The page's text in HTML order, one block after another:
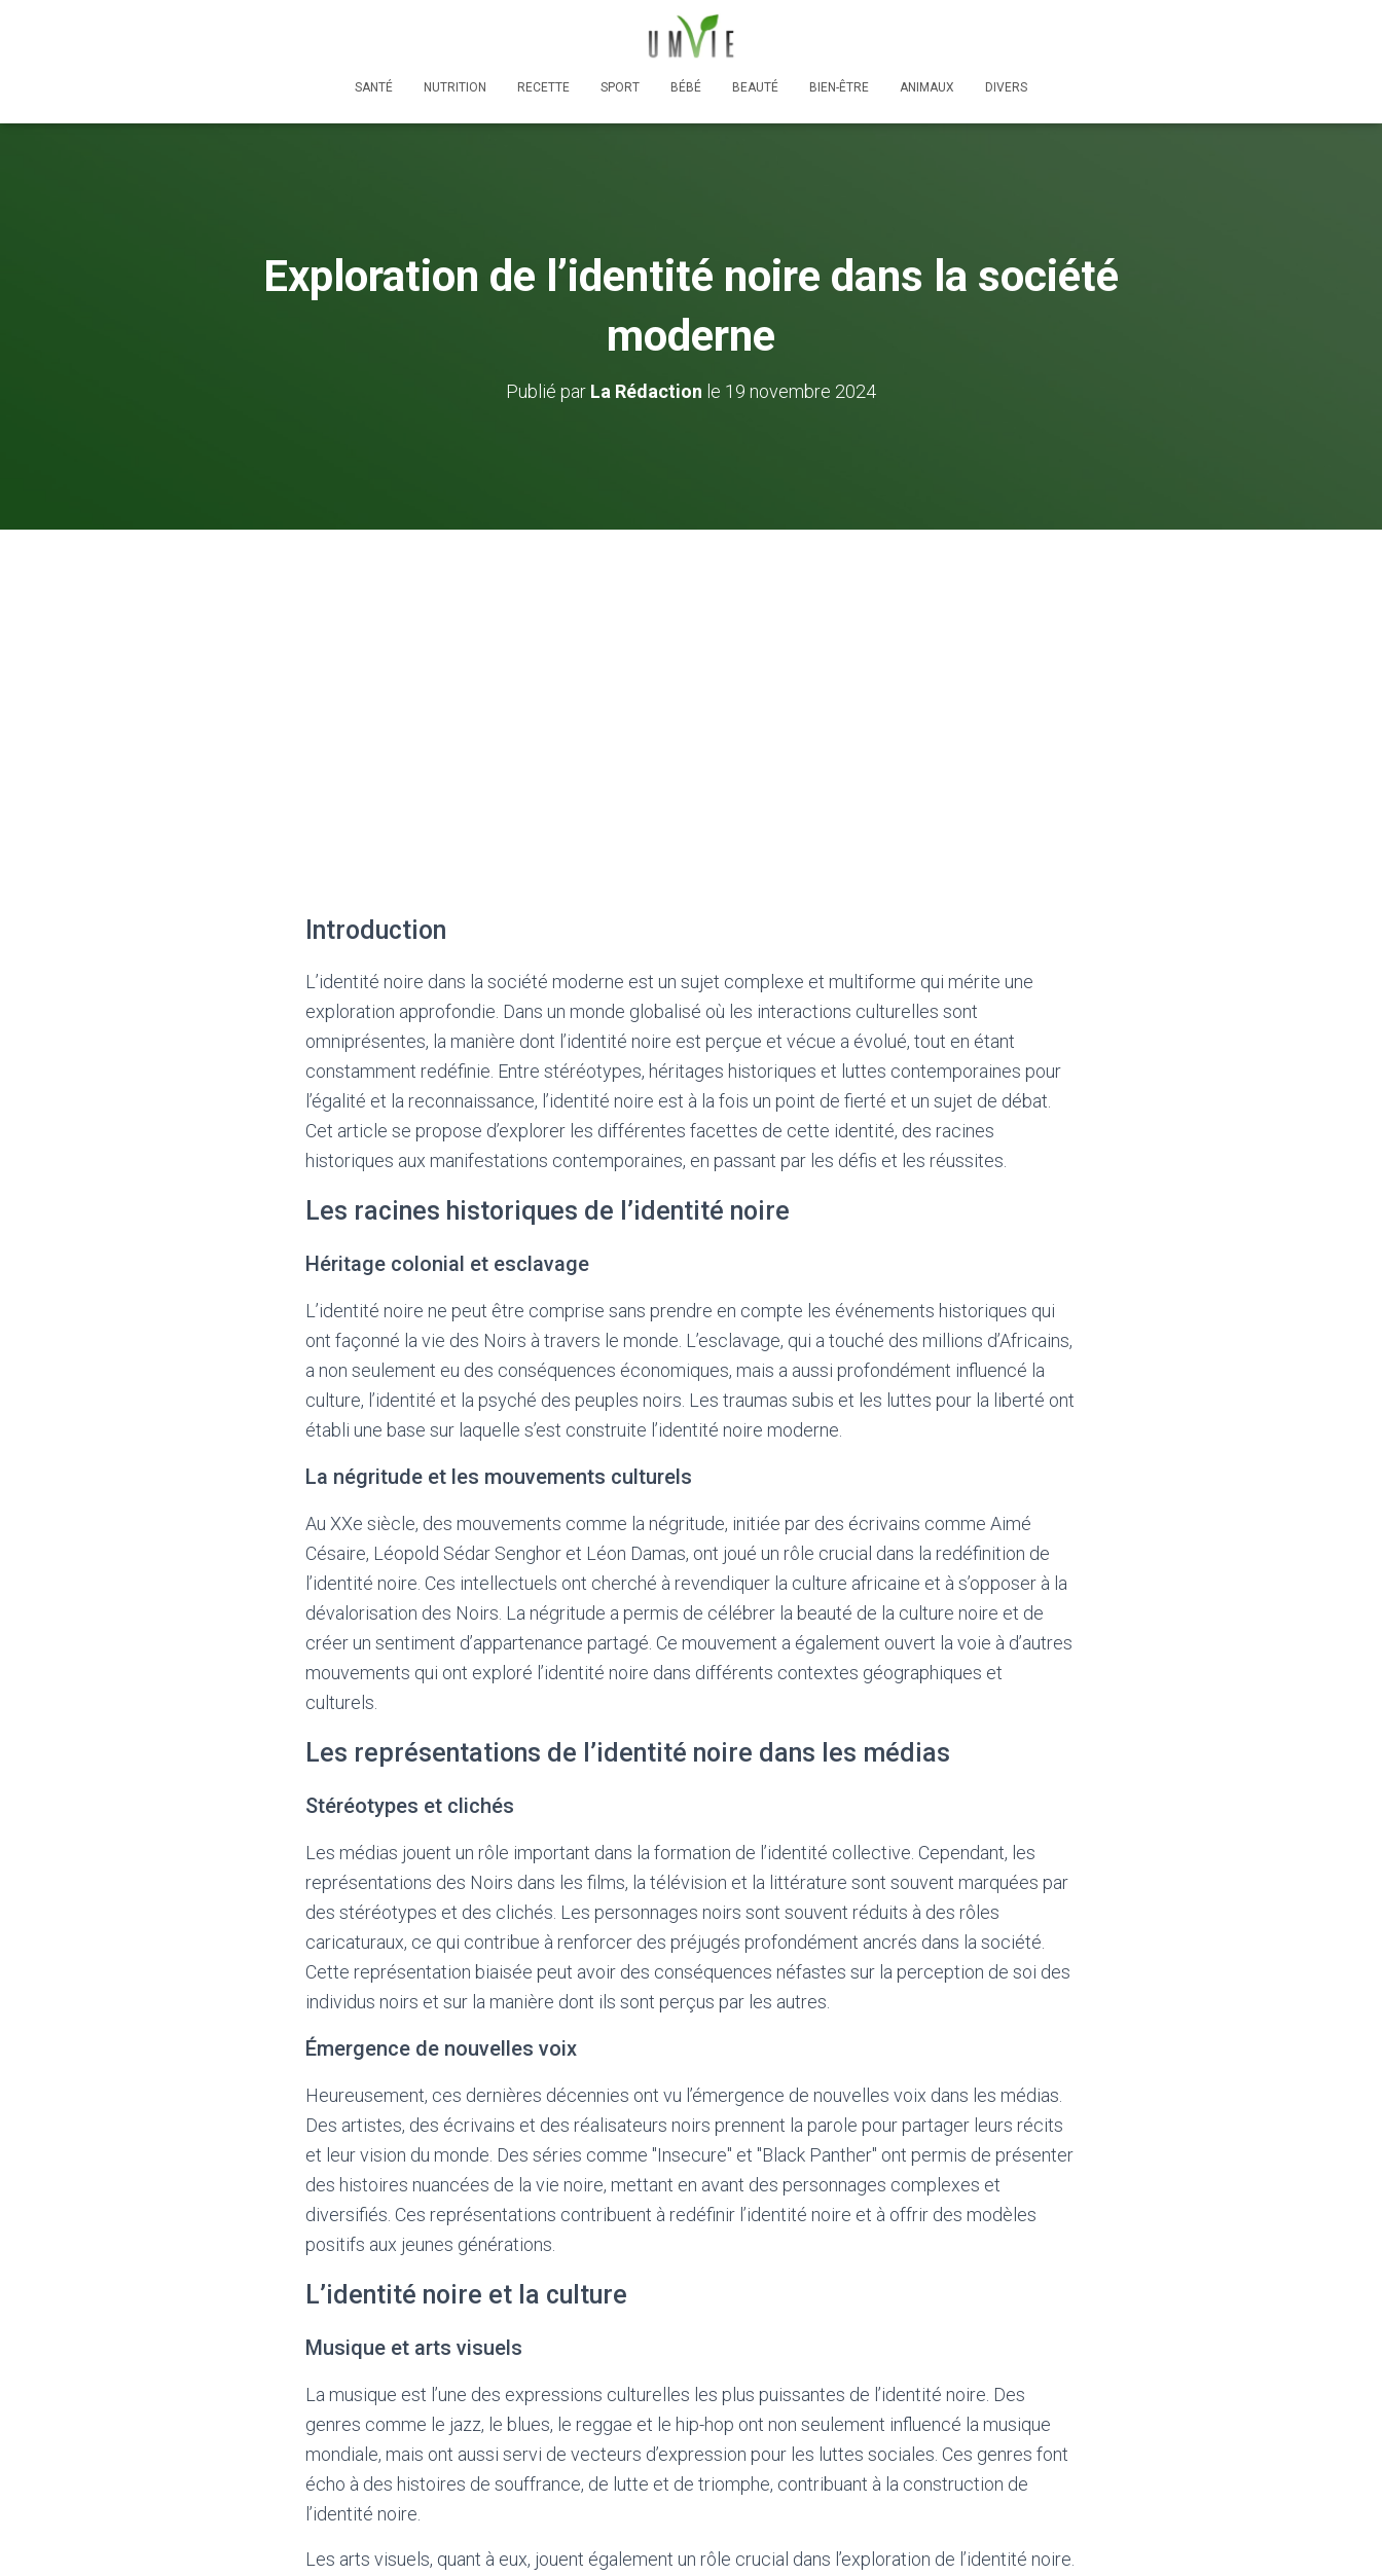
SANTÉ NUTRITION RECETTE SPORT BÉBÉ BEAUTÉ BIEN-ÊTRE ANIMAUX DIVERS
Exploration de l’identité noire dans la société
moderne
Publié par La Rédaction le 19 novembre 2024
Introduction
L’identité noire dans la société moderne est un sujet complexe et multiforme qui mérite une
exploration approfondie. Dans un monde globalisé où les interactions culturelles sont
omniprésentes, la manière dont l’identité noire est perçue et vécue a évolué, tout en étant
constamment redéfinie. Entre stéréotypes, héritages historiques et luttes contemporaines pour
l’égalité et la reconnaissance, l’identité noire est à la fois un point de fierté et un sujet de débat.
Cet article se propose d’explorer les différentes facettes de cette identité, des racines
historiques aux manifestations contemporaines, en passant par les défis et les réussites.
Les racines historiques de l’identité noire
Héritage colonial et esclavage
L’identité noire ne peut être comprise sans prendre en compte les événements historiques qui
ont façonné la vie des Noirs à travers le monde. L’esclavage, qui a touché des millions d’Africains,
a non seulement eu des conséquences économiques, mais a aussi profondément influencé la
culture, l’identité et la psyché des peuples noirs. Les traumas subis et les luttes pour la liberté ont
établi une base sur laquelle s’est construite l’identité noire moderne.
La négritude et les mouvements culturels
Au XXe siècle, des mouvements comme la négritude, initiée par des écrivains comme Aimé
Césaire, Léopold Sédar Senghor et Léon Damas, ont joué un rôle crucial dans la redéfinition de
l’identité noire. Ces intellectuels ont cherché à revendiquer la culture africaine et à s’opposer à la
dévalorisation des Noirs. La négritude a permis de célébrer la beauté de la culture noire et de
créer un sentiment d’appartenance partagé. Ce mouvement a également ouvert la voie à d’autres
mouvements qui ont exploré l’identité noire dans différents contextes géographiques et
culturels.
Les représentations de l’identité noire dans les médias
Stéréotypes et clichés
Les médias jouent un rôle important dans la formation de l’identité collective. Cependant, les
représentations des Noirs dans les films, la télévision et la littérature sont souvent marquées par
des stéréotypes et des clichés. Les personnages noirs sont souvent réduits à des rôles
caricaturaux, ce qui contribue à renforcer des préjugés profondément ancrés dans la société.
Cette représentation biaisée peut avoir des conséquences néfastes sur la perception de soi des
individus noirs et sur la manière dont ils sont perçus par les autres.
Émergence de nouvelles voix
Heureusement, ces dernières décennies ont vu l’émergence de nouvelles voix dans les médias.
Des artistes, des écrivains et des réalisateurs noirs prennent la parole pour partager leurs récits
et leur vision du monde. Des séries comme "Insecure" et "Black Panther" ont permis de présenter
des histoires nuancées de la vie noire, mettant en avant des personnages complexes et
diversifiés. Ces représentations contribuent à redéfinir l’identité noire et à offrir des modèles
positifs aux jeunes générations.
L’identité noire et la culture
Musique et arts visuels
La musique est l’une des expressions culturelles les plus puissantes de l’identité noire. Des
genres comme le jazz, le blues, le reggae et le hip-hop ont non seulement influencé la musique
mondiale, mais ont aussi servi de vecteurs d’expression pour les luttes sociales. Ces genres font
écho à des histoires de souffrance, de lutte et de triomphe, contribuant à la construction de
l’identité noire.
Les arts visuels, quant à eux, jouent également un rôle crucial dans l’exploration de l’identité noire.